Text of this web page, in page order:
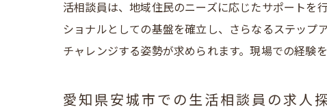
愛知
愛知県
活相談員は、地域住民のニーズに応じたサポートを
ショナルとしての基盤を確立し、さらなるステップ
チャレンジする姿勢が求められます。現場での経験
愛知県安城市での生活相談員の求人